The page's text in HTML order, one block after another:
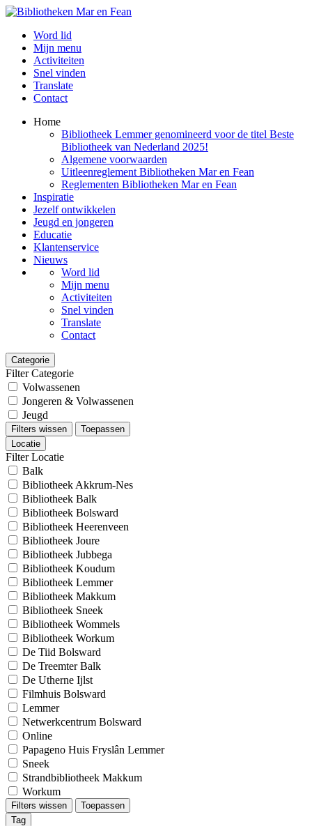
Word lid
Mijn menu
Activiteiten
Snel vinden
Translate
Contact
Home
Bibliotheek Lemmer genomineerd voor de titel Beste
Bibliotheek van Nederland 2025!
Algemene voorwaarden
Uitleenreglement Bibliotheken Mar en Fean
Reglementen Bibliotheken Mar en Fean
Inspiratie
Jezelf ontwikkelen
Jeugd en jongeren
Educatie
Klantenservice
Nieuws
Word lid
Mijn menu
Activiteiten
Snel vinden
Translate
Contact
Categorie
Filter Categorie
Volwassenen
Jongeren & Volwassenen
Jeugd
Filters wissen
Toepassen
Locatie
Filter Locatie
Balk
Bibliotheek Akkrum-Nes
Bibliotheek Balk
Bibliotheek Bolsward
Bibliotheek Heerenveen
Bibliotheek Joure
Bibliotheek Jubbega
Bibliotheek Koudum
Bibliotheek Lemmer
Bibliotheek Makkum
Bibliotheek Sneek
Bibliotheek Wommels
Bibliotheek Workum
De Tiid Bolsward
De Treemter Balk
De Utherne Ijlst
Filmhuis Bolsward
Lemmer
Netwerkcentrum Bolsward
Online
Papageno Huis Fryslân Lemmer
Sneek
Strandbibliotheek Makkum
Workum
Filters wissen
Toepassen
Tag